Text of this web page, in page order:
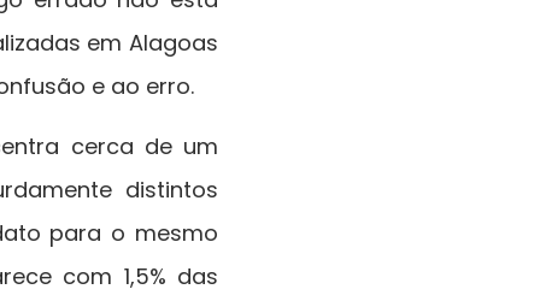
em Alagoas
e ao erro.
cerca de um
distintos
para o mesmo
com 1,5% das